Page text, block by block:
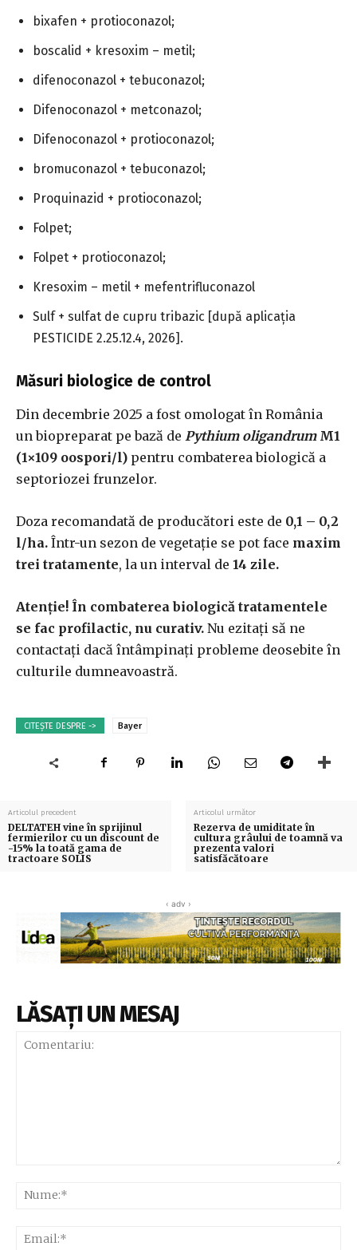
bixafen + protioconazol;
boscalid + kresoxim – metil;
difenoconazol + tebuconazol;
Difenoconazol + metconazol;
Difenoconazol + protioconazol;
bromuconazol + tebuconazol;
Proquinazid + protioconazol;
Folpet;
Folpet + protioconazol;
Kresoxim – metil + mefentrifluconazol
Sulf + sulfat de cupru tribazic [după aplicația
PESTICIDE 2.25.12.4, 2026].
Măsuri biologice de control
Din decembrie 2025 a fost omologat în România
un biopreparat pe bază de Pythium oligandrum M1
(1×109 oospori/l) pentru combaterea biologică a
septoriozei frunzelor.
Doza recomandată de producători este de 0,1 – 0,2
l/ha. Într-un sezon de vegetație se pot face maxim
trei tratamente, la un interval de 14 zile.
Atenție! În combaterea biologică tratamentele
se fac profilactic, nu curativ. Nu ezitați să ne
contactați dacă întâmpinați probleme deosebite în
culturile dumneavoastră.
CITEȘTE DESPRE -> Bayer
Articolul precedent
DELTATEH vine în sprijinul
fermierilor cu un discount de
-15% la toată gama de
tractoare SOLIS
Articolul următor
Rezerva de umiditate în
cultura grâului de toamnă va
prezenta valori
satisfăcătoare
‹ adv ›
LĂSAȚI UN MESAJ